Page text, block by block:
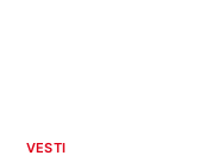
VESTI